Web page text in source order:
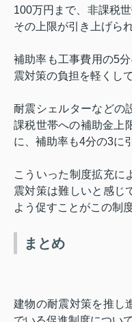
100万円まで、非課税
その上限が引き上げら
補助率も工事費用の5
震対策の負担を軽くし
耐震シェルターなどの
課税世帯への補助金上
に、補助率も4分の3に
こういった制度拡充に
震対策は難しいと感じ
よう促すことがこの制
まとめ
建物の耐震対策を推し